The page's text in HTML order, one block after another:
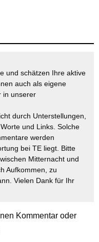
und schätzen Ihre aktive
auch als eigene
in unserer
durch Unterstellungen,
und Links. Solche
werden
bei TE liegt. Bitte
Mitternacht und
Aufkommen, zu
Vielen Dank für Ihr
Kommentar oder